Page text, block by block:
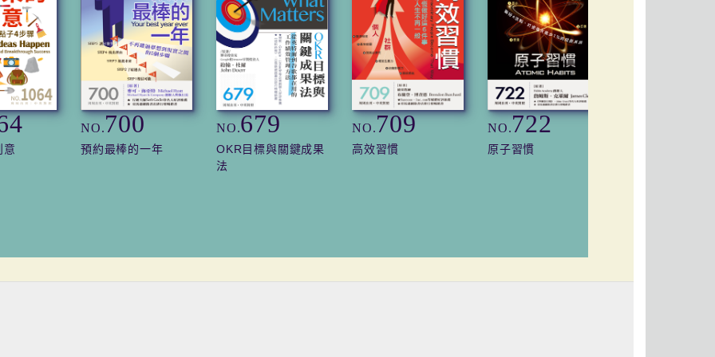
意
NO.700
預約最棒的一年
NO.679
OKR目標與關鍵成果
法
NO.709
高效習慣
NO.722
原子習慣